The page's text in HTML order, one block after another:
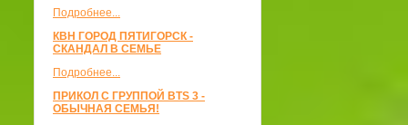
Подробнее...
КВН ГОРОД ПЯТИГОРСК -
СКАНДАЛ В СЕМЬЕ
Подробнее...
ПРИКОЛ С ГРУППОЙ BTS 3 -
ОБЫЧНАЯ СЕМЬЯ!